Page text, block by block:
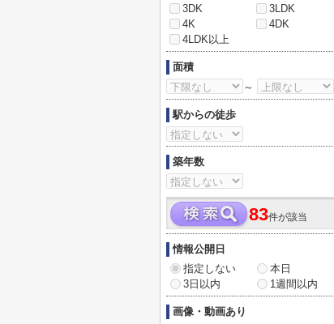
3DK
3LDK
4K
4DK
4LDK以上
面積
～
駅からの徒歩
築年数
83件が該当
情報公開日
指定しない
本日
3日以内
1週間以内
画像・動画あり